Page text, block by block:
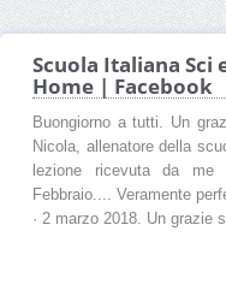
Scuola Italiana Sci
Home | Facebook
Buongiorno a tutti. Un
Nicola, allenatore della
lezione ricevuta da
Febbraio.... Veramente
· 2 marzo 2018. Un grazie